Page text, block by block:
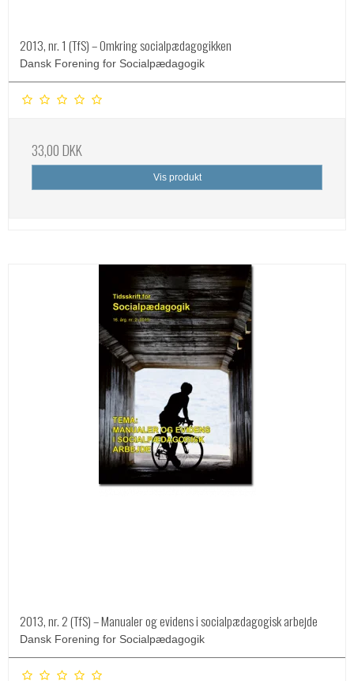
2013, nr. 1 (TfS) – Omkring socialpædagogikken
Dansk Forening for Socialpædagogik
33,00 DKK
Vis produkt
2013, nr. 2 (TfS) – Manualer og evidens i socialpædagogisk arbejde
Dansk Forening for Socialpædagogik